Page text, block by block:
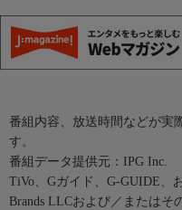
番組内容、放送時間などが実
す。
番組データ提供元：IPG Inc.
TiVo、Gガイド、G-GUIDE、
Brands LLCおよび／またはそ